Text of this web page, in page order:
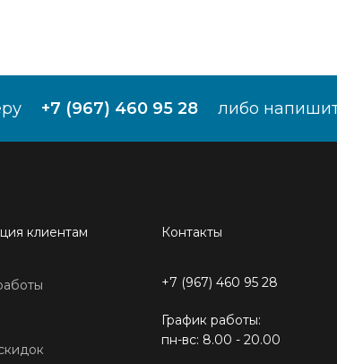
+7 (967) 460 95 28 либо
клиентам Контакты
+7 (967) 460 95 28
График работы:
пн-вс: 8.00 - 20.00